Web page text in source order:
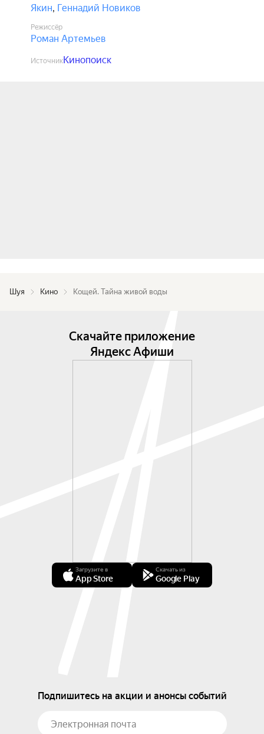
Якин, Геннадий Новиков
Режиссёр
Роман Артемьев
ИсточникКинопоиск
Шуя Кино Кощей. Тайна живой воды
Скачайте приложение
Яндекс Афиши
Загрузите в
App Store
Скачать из
Google Play
Подпишитесь на акции и анонсы событий